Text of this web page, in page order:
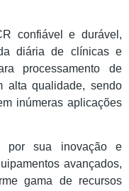
confiável e durável,
diária de clínicas e
processamento de
alta qualidade, sendo
inúmeras aplicações
por sua inovação e
avançados,
gama de recursos